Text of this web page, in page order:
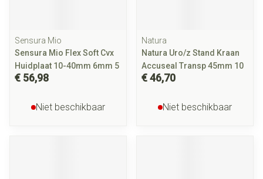
Sensura Mio
Sensura Mio Flex Soft Cvx
Huidplaat 10-40mm 6mm 5
€ 56,98
Niet beschikbaar
Natura
Natura Uro/z Stand Kraan
Accuseal Transp 45mm 10
€ 46,70
Niet beschikbaar